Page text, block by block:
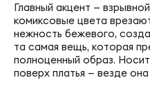
Главный акцент —
комиксовые цвета
нежность бежевого,
та самая вещь, которая
полноценный образ.
поверх платья — везде